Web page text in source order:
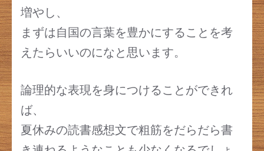
増やし、
まずは自国の言葉を豊かにすることを考
えたらいいのになと思います。
論理的な表現を身につけることができれ
ば、
夏休みの読書感想文で粗筋をだらだら書